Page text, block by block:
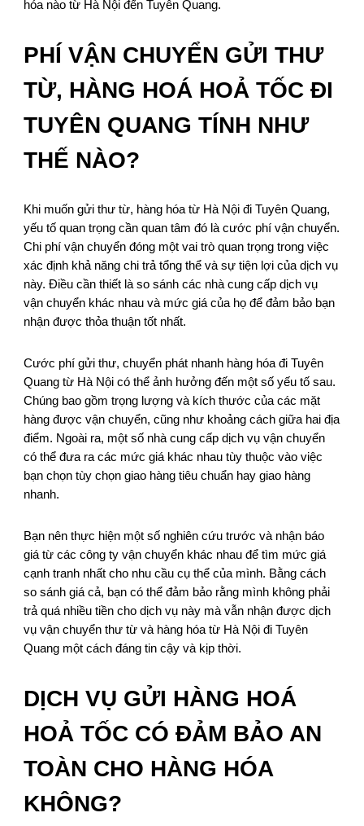
hóa nào từ Hà Nội đến Tuyên Quang.
PHÍ VẬN CHUYỂN GỬI THƯ
TỪ, HÀNG HOÁ HOẢ TỐC ĐI
TUYÊN QUANG TÍNH NHƯ
THẾ NÀO?
Khi muốn gửi thư từ, hàng hóa từ Hà Nội đi Tuyên Quang,
yếu tố quan trọng cần quan tâm đó là cước phí vận chuyển.
Chi phí vận chuyển đóng một vai trò quan trọng trong việc
xác định khả năng chi trả tổng thể và sự tiện lợi của dịch vụ
này. Điều cần thiết là so sánh các nhà cung cấp dịch vụ
vận chuyển khác nhau và mức giá của họ để đảm bảo bạn
nhận được thỏa thuận tốt nhất.
Cước phí gửi thư, chuyển phát nhanh hàng hóa đi Tuyên
Quang từ Hà Nội có thể ảnh hưởng đến một số yếu tố sau.
Chúng bao gồm trọng lượng và kích thước của các mặt
hàng được vận chuyển, cũng như khoảng cách giữa hai địa
điểm. Ngoài ra, một số nhà cung cấp dịch vụ vận chuyển
có thể đưa ra các mức giá khác nhau tùy thuộc vào việc
bạn chọn tùy chọn giao hàng tiêu chuẩn hay giao hàng
nhanh.
Bạn nên thực hiện một số nghiên cứu trước và nhận báo
giá từ các công ty vận chuyển khác nhau để tìm mức giá
cạnh tranh nhất cho nhu cầu cụ thể của mình. Bằng cách
so sánh giá cả, bạn có thể đảm bảo rằng mình không phải
trả quá nhiều tiền cho dịch vụ này mà vẫn nhận được dịch
vụ vận chuyển thư từ và hàng hóa từ Hà Nội đi Tuyên
Quang một cách đáng tin cậy và kịp thời.
DỊCH VỤ GỬI HÀNG HOÁ
HOẢ TỐC CÓ ĐẢM BẢO AN
TOÀN CHO HÀNG HÓA
KHÔNG?